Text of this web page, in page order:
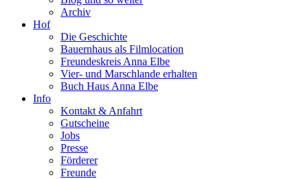
Archiv
Hof
Die Geschichte
Bauernhaus als Filmlocation
Freundeskreis Anna Elbe
Vier- und Marschlande erhalten
Buch Haus Anna Elbe
Info
Kontakt & Anfahrt
Gutscheine
Jobs
Presse
Förderer
Freunde